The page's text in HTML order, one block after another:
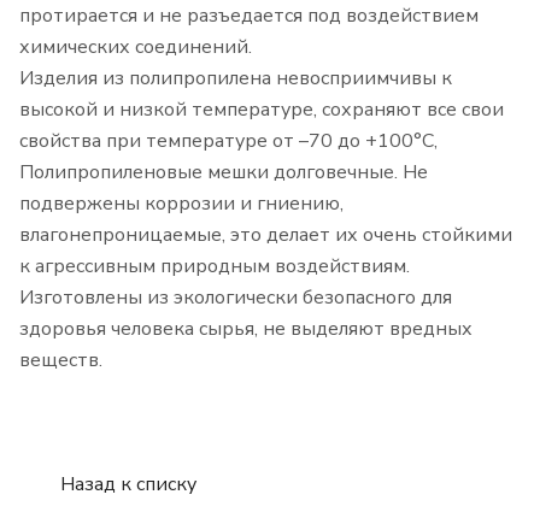
протирается и не разъедается под воздействием
химических соединений.
Изделия из полипропилена невосприимчивы к
высокой и низкой температуре, сохраняют все свои
свойства при температуре от –70 до +100°С,
Полипропиленовые мешки долговечные. Не
подвержены коррозии и гниению,
влагонепроницаемые, это делает их очень стойкими
к агрессивным природным воздействиям.
Изготовлены из экологически безопасного для
здоровья человека сырья, не выделяют вредных
веществ.
Назад к списку